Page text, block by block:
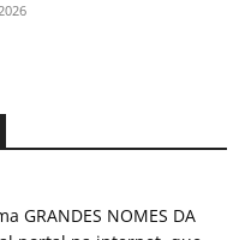
GRANDES NOMES DA